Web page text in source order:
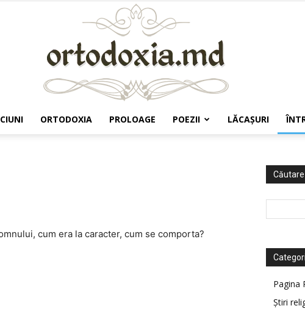
ORTODOXIA PROLOAGE POEZII LĂCAŞURI
cum era la caracter, cum se comporta?
Căutare
Pagina
Știri